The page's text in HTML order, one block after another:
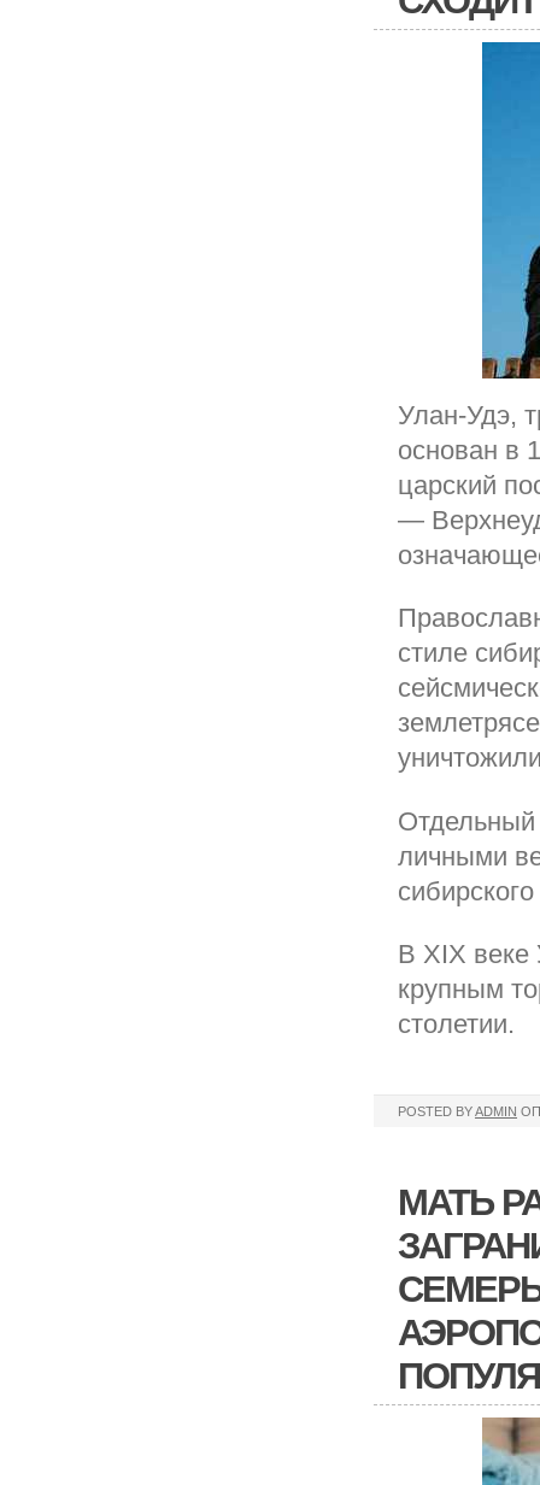
Улан-Удэ,
основан в
царский
—
стиле
Отдельный
личными
В XIX веке
крупным
столетии.
POSTED BYADMIN
МАТЬ